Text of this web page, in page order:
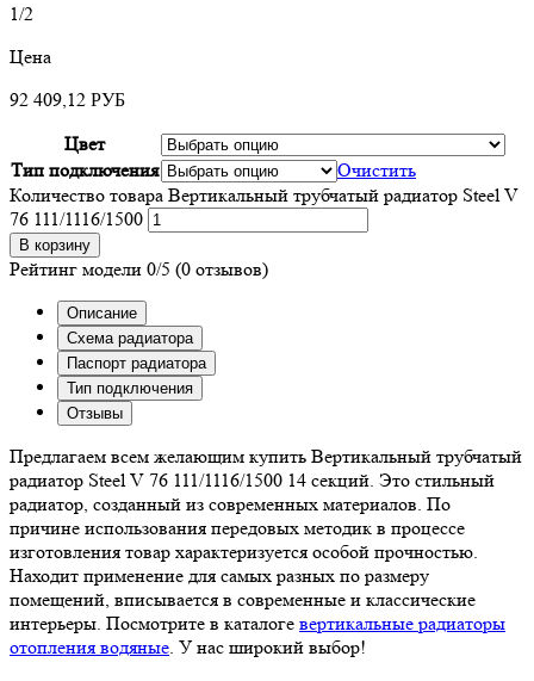
1/2
Цена
92 409,12 РУБ
Цвет
Тип подключения
Очистить
Количество товара Вертикальный трубчатый радиатор Steel V
76 111/1116/1500
В корзину
Рейтинг модели 0/5 (0 отзывов)
Описание
Схема радиатора
Паспорт радиатора
Тип подключения
Отзывы
Предлагаем всем желающим купить Вертикальный трубчатый
радиатор Steel V 76 111/1116/1500 14 секций. Это стильный
радиатор, созданный из современных материалов. По
причине использования передовых методик в процессе
изготовления товар характеризуется особой прочностью.
Находит применение для самых разных по размеру
помещений, вписывается в современные и классические
интерьеры. Посмотрите в каталоге вертикальные радиаторы
отопления водяные . У нас широкий выбор!